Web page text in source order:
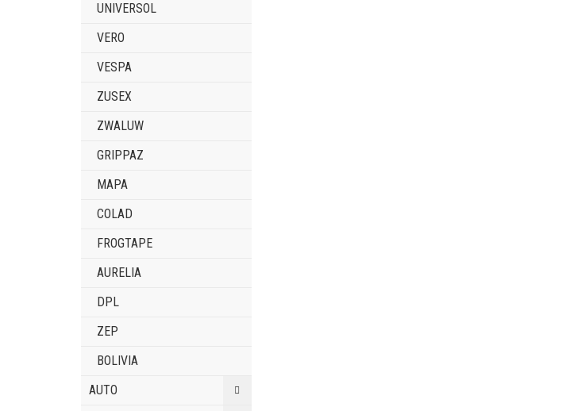
UNIVERSOL
VERO
VESPA
ZUSEX
ZWALUW
GRIPPAZ
MAPA
COLAD
FROGTAPE
AURELIA
DPL
ZEP
BOLIVIA
AUTO